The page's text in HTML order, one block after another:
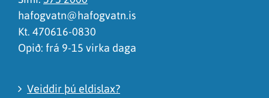
hafogvatn@hafogvatn.is
Kt. 470616-0830
Opið: frá 9-15 virka daga
Veiddir þú eldislax?